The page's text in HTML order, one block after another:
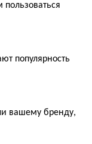
пользоваться
популярность
вашему бренду,